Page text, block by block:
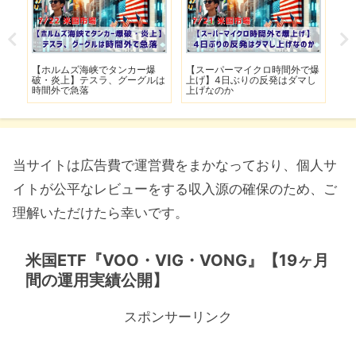
【ホルムズ海峡でタンカー爆
破・炎上】テスラ、グーグルは
時間外で急落
【スーパーマイクロ時間外で爆
上げ】4日ぶりの反発はダマし
上げなのか
当サイトは広告費で運営費をまかなっており、個人サ
イトが公平なレビューをする収入源の確保のため、ご
理解いただけたら幸いです。
米国ETF『VOO・VIG・VONG』【19ヶ月
間の運用実績公開】
スポンサーリンク